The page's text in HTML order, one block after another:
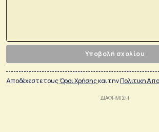
Υποβολή σχολίου
Αποδέχεστε τουςΌροι Χρήσηςκαι τηνΠολιτικη